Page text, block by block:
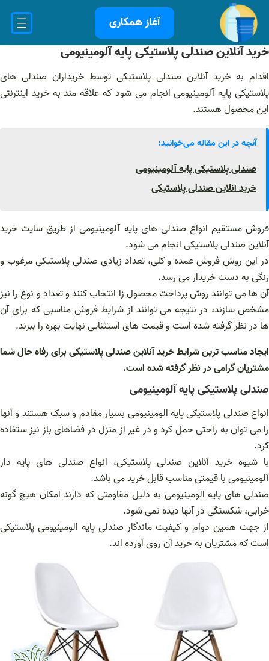
رفتن
محتوا
آغاز همکاری
خرید آنلاین صندلی پلاستیکی پایه آلومینیومی
اقدام به خرید آنلاین صندلی پلاستیکی توسط خریداران صندلی های
پلاستیکی پایه آلومینیومی انجام می شود که علاقه مند به خرید اینترنتی
این محصول هستند.
آنچه در این مقاله می‌خوانید:
صندلی پلاستیکی پایه آلومینیومی
خرید آنلاین صندلی پلاستیکی
فروش مستقیم انواع صندلی های پایه آلومینیومی از طریق سایت خرید
آنلاین صندلی پلاستیکی انجام می شود.
در این روش فروش عمده و کلی، تعداد زیادی صندلی پلاستیکی مرغوب و
رنگی به دست خریدار می رسد.
آن ها می توانند روش پرداخت محصول زا انتخاب کنند و تعداد و نوع را نیز
مشخص سازند، در نتیجه می توانند از شرایط فروش مناسبی که برای آن
ها در نظر گرفته شده است و قیمت های استثنایی نهایت بهره را ببرند.
ایجاد مناسب ترین شرایط خرید آنلاین صندلی پلاستیکی برای رفاه حال شما
مشتریان گرامی در نظر گرفته شده است.
صندلی پلاستیکی پایه آلومینیومی
انواع صندلی پلاستیکی پایه الومینیومی بسیار مقادم و سبک هستند و آنها
را می توان به راحتی حمل کرد و در غیر از منزل در فضاهای باز نیز ستفاده
کرد.
با شیوه خرید آنلاین صندلی پلاستیکی، انواع صندلی های پایه دار
آلومینیومی با قیمتی مناسب قابل خرید می باشد.
صندلی های پایه الومینیومی به دلیل مقاومتی که دارند امکان هیچ گونه
خرابی، شکستگی در آنها دیده نمی شود.
از جهت همین دوام و کیفیت ماندگار صندلی پایه الومینیومی پلاستیکی
است که مشتریان به خرید آن روی آورده اند.